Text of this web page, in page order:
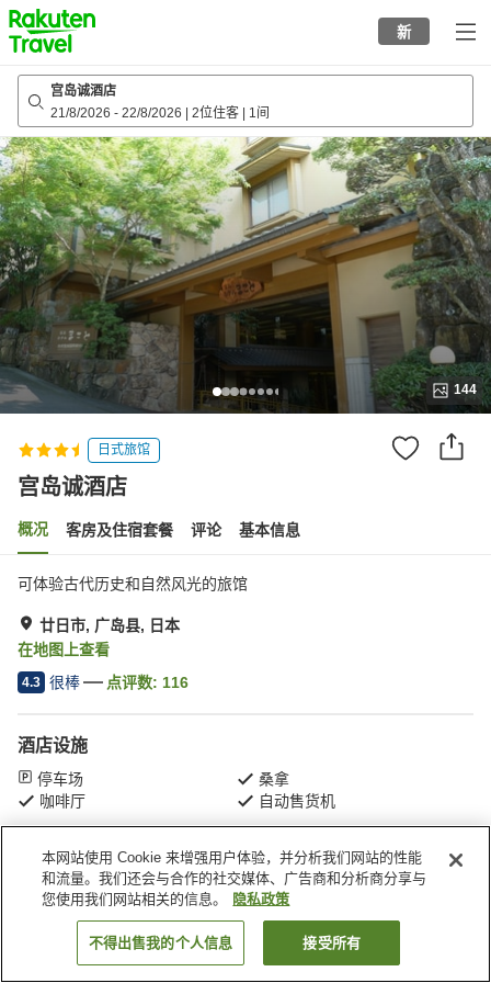
to
top
page
新
宫岛诚酒店
21/8/2026 - 22/8/2026 2位住客 1间
144
日式旅馆
宫岛诚酒店
概况 客房及住宿套餐 评论 基本信息
可体验古代历史和自然风光的旅馆
廿日市, 广岛县, 日本
在地图上查看
4.3 很棒 点评数: 116
酒店设施
停车场
桑拿
咖啡厅
自动售货机
首页 日本 广岛县 廿日市 宫岛诚酒店
搜索客房
本网站使用 Cookie 来增强用户体验，并分析我们网站的性能
和流量。我们还会与合作的社交媒体、广告商和分析商分享与
您使用我们网站相关的信息。
隐私政策
不得出售我的个人信息 接受所有